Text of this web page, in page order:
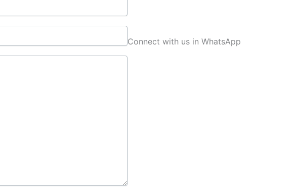
Connect with us in WhatsApp